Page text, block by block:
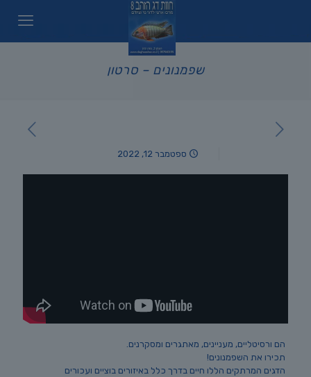
שפמנונים – סרטון
ספטמבר 12, 2022
הם ורסיטליים, מעניינים, מאתגרים ומסקרנים.
תכירו את השפמנונים!
הדגים המרתקים הללו חיים בדרך כלל באיזורים בוציים ועכורים